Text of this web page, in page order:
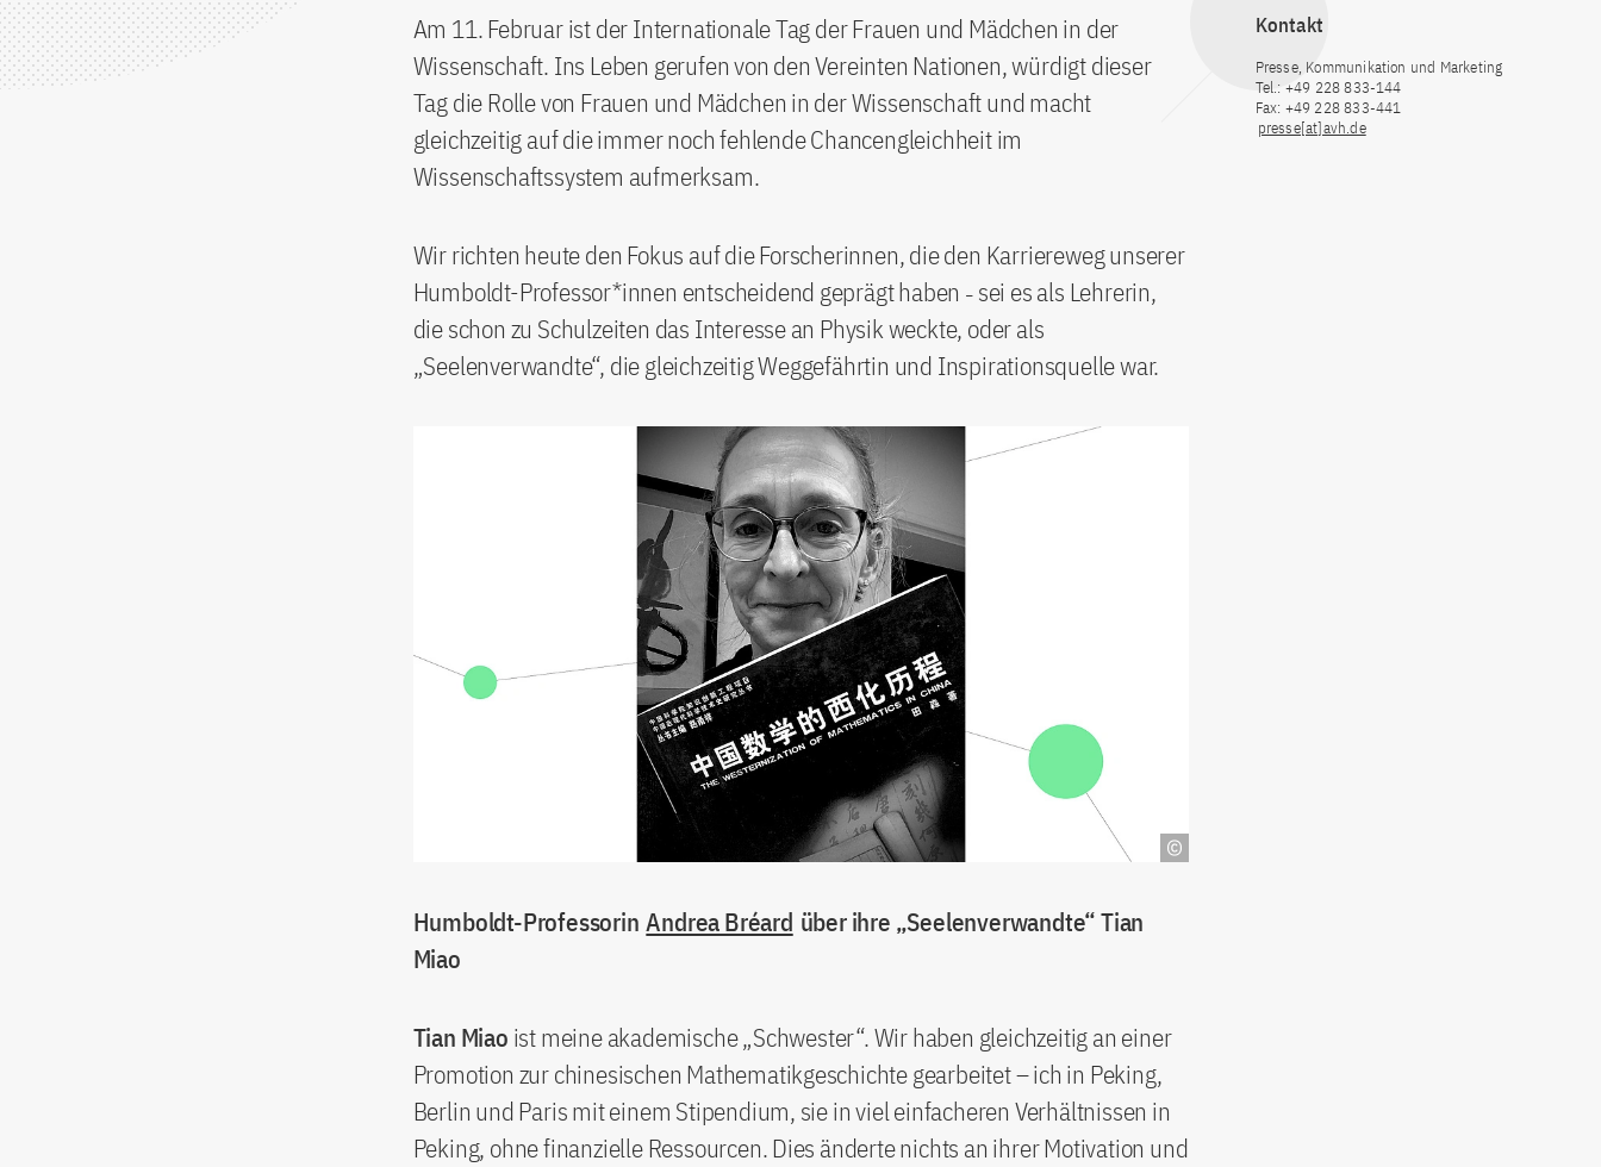
Kontakt
Presse, Kommunikation und Marketing
Tel.: +49 228 833-144
Fax: +49 228 833-441
presse[at]avh.de
Am 11. Februar ist der Internationale Tag der Frauen und Mädchen in der
Wissenschaft. Ins Leben gerufen von den Vereinten Nationen, würdigt dieser
Tag die Rolle von Frauen und Mädchen in der Wissenschaft und macht
gleichzeitig auf die immer noch fehlende Chancengleichheit im
Wissenschaftssystem aufmerksam.
Wir richten heute den Fokus auf die Forscherinnen, die den Karriereweg unserer
Humboldt-Professor*innen entscheidend geprägt haben –sei es als Lehrerin,
die schon zu Schulzeiten das Interesse an Physik weckte, oder als
„Seelenverwandte“, die gleichzeitig Weggefährtin und Inspirationsquelle war.
Humboldt-Professorin Andrea Bréard über ihre „Seelenverwandte“ Tian
Miao
Tian Miao ist meine akademische „Schwester“. Wir haben gleichzeitig an einer
Promotion zur chinesischen Mathematikgeschichte gearbeitet – ich in Peking,
Berlin und Paris mit einem Stipendium, sie in viel einfacheren Verhältnissen in
Peking, ohne finanzielle Ressourcen. Dies änderte nichts an ihrer Motivation und